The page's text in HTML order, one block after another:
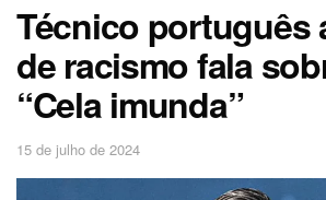
Técnico português
de racismo fala
“Cela imunda”
15 de julho de 2024